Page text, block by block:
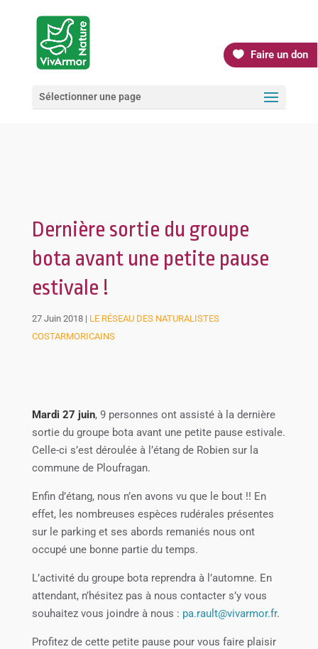
Faire un don
Sélectionner une page
Dernière sortie du groupe
bota avant une petite pause
estivale !
27 Juin 2018| LE RÉSEAU DES NATURALISTES
COSTARMORICAINS
Mardi 27 juin, 9 personnes ont assisté à la dernière
sortie du groupe bota avant une petite pause estivale.
Celle-ci s’est déroulée à l’étang de Robien sur la
commune de Ploufragan.
Enfin d’étang, nous n’en avons vu que le bout !! En
effet, les nombreuses espèces rudérales présentes
sur le parking et ses abords remaniés nous ont
occupé une bonne partie du temps.
L’activité du groupe bota reprendra à l’automne. En
attendant, n’hésitez pas à nous contacter s’y vous
souhaitez vous joindre à nous : pa.rault@vivarmor.fr.
Profitez de cette petite pause pour vous faire plaisir